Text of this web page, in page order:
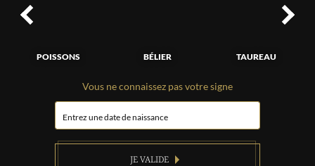
POISSONS BÉLIER TAUREAU
Vous ne connaissez pas votre signe
JE VALIDE